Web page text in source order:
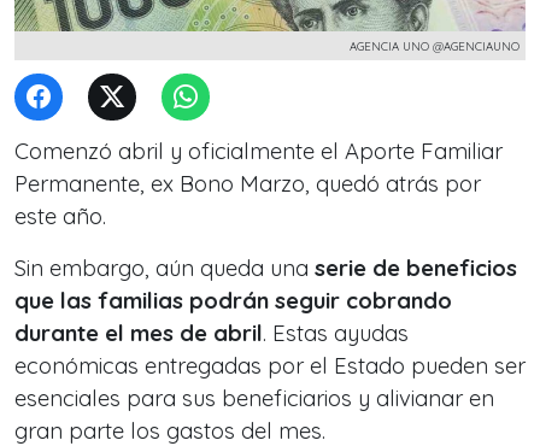
AGENCIA UNO @AGENCIAUNO
Comenzó abril y oficialmente el Aporte Familiar
Permanente, ex Bono Marzo, quedó atrás por
este año.
Sin embargo, aún queda una serie de beneficios
que las familias podrán seguir cobrando
durante el mes de abril. Estas ayudas
económicas entregadas por el Estado pueden ser
esenciales para sus beneficiarios y alivianar en
gran parte los gastos del mes.